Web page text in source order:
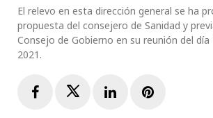
El relevo en esta dirección general se ha
propuesta del consejero de Sanidad y
Consejo de Gobierno en su reunión del
2021.
FacebookTwitterLinkedInPinterest